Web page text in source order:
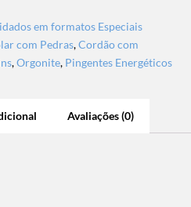
em formatos Especiais
com Pedras,Cordão com
,Orgonite, Pingentes Energéticos
Avaliações (0)